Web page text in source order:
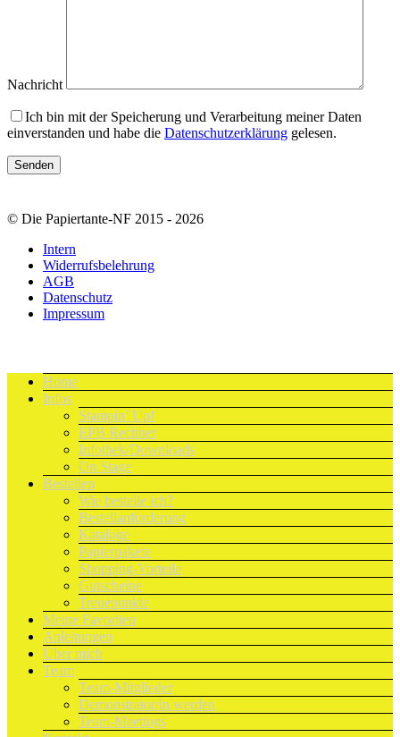
Nachricht
Ich bin mit der Speicherung und Verarbeitung meiner Daten
einverstanden und habe die Datenschutzerklärung gelesen.
© Die Papiertante-NF 2015 - 2026
Intern
Widerrufsbelehrung
AGB
Datenschutz
Impressum
Home
Infos
Stampin’ Up!
EPB Rechner
Infothek/Downloads
On Stage
Bestellen
Wie bestelle ich?
Bestellanforderung
Kataloge
Papierpakete
Shopping-Vorteile
Gutscheine
Treuepunkte
Meine Favoriten
Anleitungen
Über mich
Team
Team-Mitglieder
Demonstrator/in werden
Team-Meetings